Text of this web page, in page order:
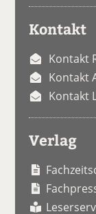
Kontakt
Kontakt
Kontakt
Kontakt
Verlag